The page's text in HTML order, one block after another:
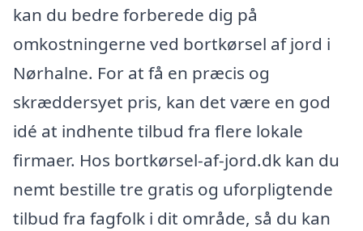
kan du bedre forberede dig på
omkostningerne ved bortkørsel af jord i
Nørhalne. For at få en præcis og
skræddersyet pris, kan det være en god
idé at indhente tilbud fra flere lokale
firmaer. Hos bortkørsel-af-jord.dk kan du
nemt bestille tre gratis og uforpligtende
tilbud fra fagfolk i dit område, så du kan